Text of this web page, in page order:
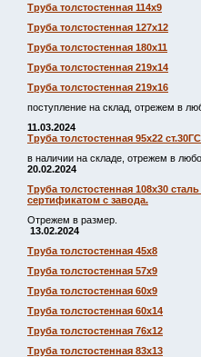
Труба толстостенная 114х9
Труба толстостенная 127х12
Труба толстостенная 180х11
Труба толстостенная 219х14
Труба толстостенная 219х16
поступление на склад, отрежем в
11.03.2024
Труба толстостенная 95х22
в наличии на складе, отрежем в
20.02.2024
Труба толстостенная 108х30
сертификатом с завода.
Отрежем в размер.
13.02.2024
Труба толстостенная 45х8
Труба толстостенная 57х9
Труба толстостенная 60х9
Труба толстостенная 60х14
Труба толстостенная 76х12
Труба толстостенная 83х13